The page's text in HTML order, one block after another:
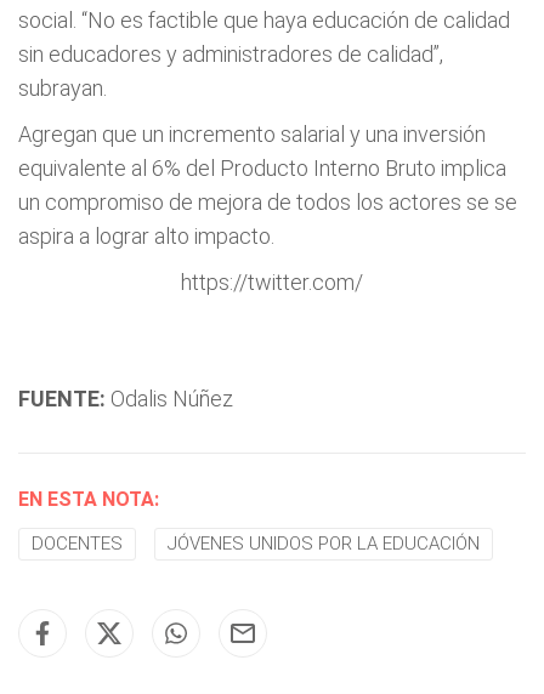
social. “No es factible que haya educación de calidad
sin educadores y administradores de calidad”,
subrayan.
Agregan que un incremento salarial y una inversión
equivalente al 6% del Producto Interno Bruto implica
un compromiso de mejora de todos los actores se se
aspira a lograr alto impacto.
https://twitter.com/
FUENTE: Odalis Núñez
EN ESTA NOTA:
DOCENTES JÓVENES UNIDOS POR LA EDUCACIÓN